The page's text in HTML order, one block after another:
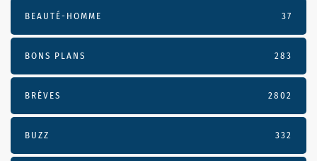
BEAUTÉ-HOMME 37
BONS PLANS 283
BRÈVES 2802
BUZZ 332